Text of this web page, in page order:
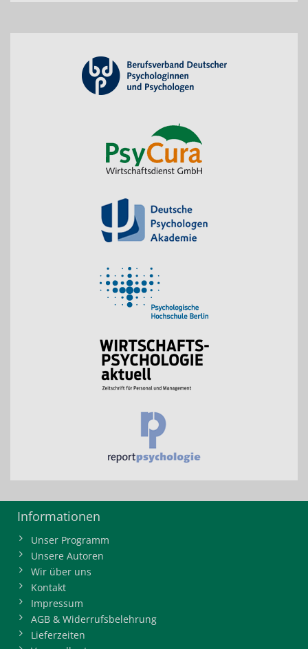
Informationen
Unser Programm
Unsere Autoren
Wir über uns
Kontakt
Impressum
AGB & Widerrufsbelehrung
Lieferzeiten